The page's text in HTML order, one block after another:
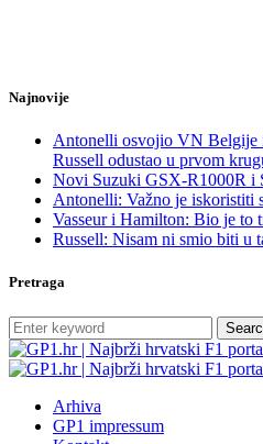
Najnovije
Antonelli osvojio VN Belgije
Russell odustao u prvom
Novi Suzuki GSX-R1000R i
Antonelli: Važno je iskoristiti
Vasseur i Hamilton: Bio je to
Russell: Nisam ni smio biti u
Pretraga
Arhiva
GP1 impressum